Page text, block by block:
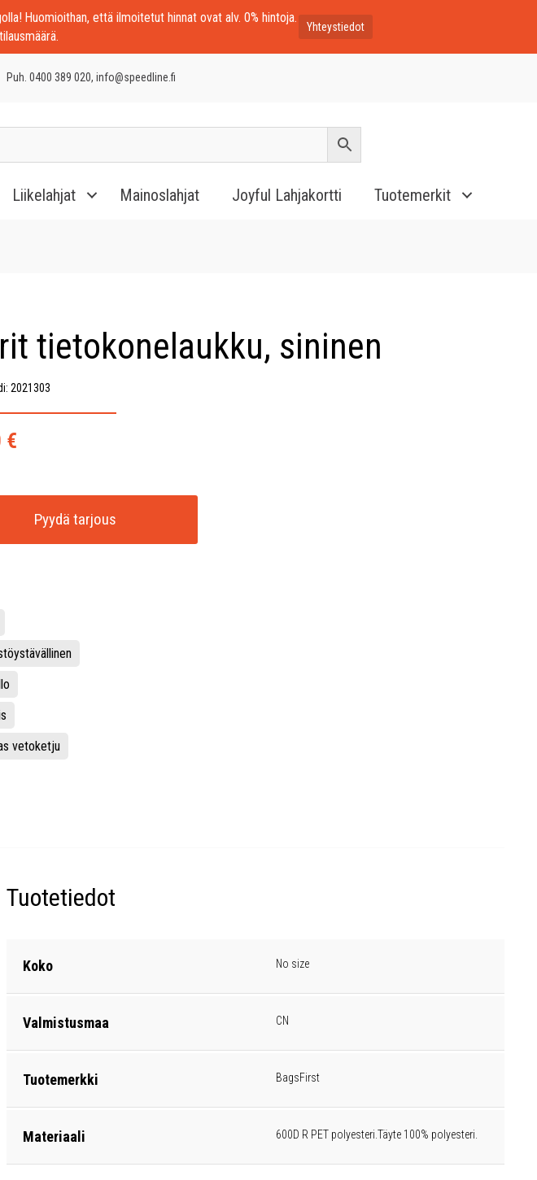
Huomioithan, että ilmoitetut hinnat ovat alv. 0% hintoja.
Yhteystiedot
Puh. 0400 389 020, info@speedline.fi
Liikelahjat Mainoslahjat Joyful Lahjakortti Tuotemerkit
tietokonelaukku, sininen
2021303
€
Pyydä tarjous
vetoketju
Tuotetiedot
Koko No size
Valmistusmaa CN
Tuotemerkki BagsFirst
Materiaali 600D R PET polyesteri.Täyte 100% polyesteri.